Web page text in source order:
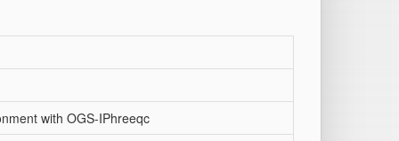
with OGS-IPhreeqc